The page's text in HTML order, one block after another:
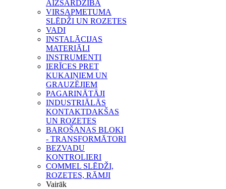
AIZSARDZĪBA
VIRSAPMETUMA
SLĒDŽI UN ROZETES
VADI
INSTALĀCIJAS
MATERIĀLI
INSTRUMENTI
IERĪCES PRET
KUKAIŅIEM UN
GRAUZĒJIEM
PAGARINĀTĀJI
INDUSTRIĀLĀS
KONTAKTDAKŠAS
UN ROZETES
BAROŠANAS BLOKI
- TRANSFORMĀTORI
BEZVADU
KONTROLIERI
COMMEL SLĒDŽI,
ROZETES, RĀMJI
Vairāk